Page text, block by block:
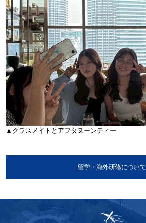
▲クラスメイトとアフタヌーンティー
留学・海外研修について